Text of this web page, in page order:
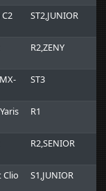
ST2,JUNIOR
R2,ZENY
ST3
R1
R2,SENIOR
Clio S1,JUNIOR